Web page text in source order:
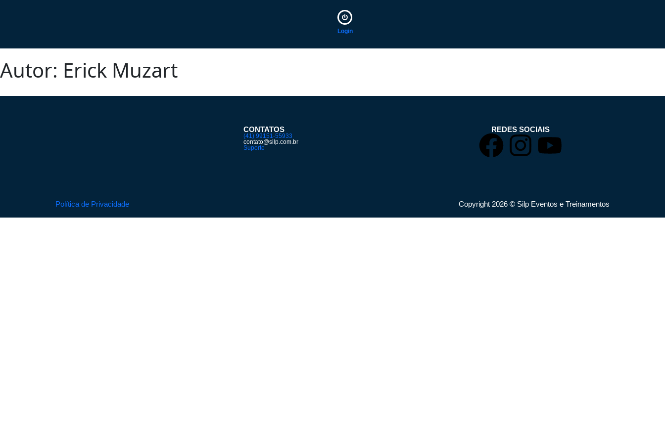
Login
Autor: Erick Muzart
CONTATOS
(41) 99151-55933
contato@silp.com.br
Suporte
REDES SOCIAIS
Política de Privacidade Copyright 2026 ©️ Silp Eventos e Treinamentos